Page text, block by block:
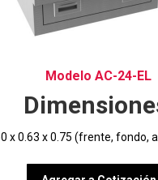
Modelo AC-24-EL
x 0.63 x 0.75 (frente, fondo,